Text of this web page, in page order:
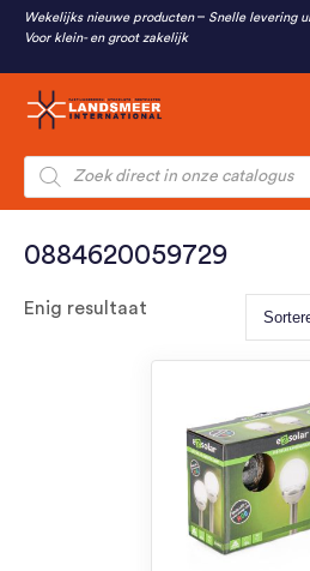
Wekelijks nieuwe producten
Snelle levering
Voor klein- en groot zakelijk
Producten
zoeken
0884620059729
Enig resultaat